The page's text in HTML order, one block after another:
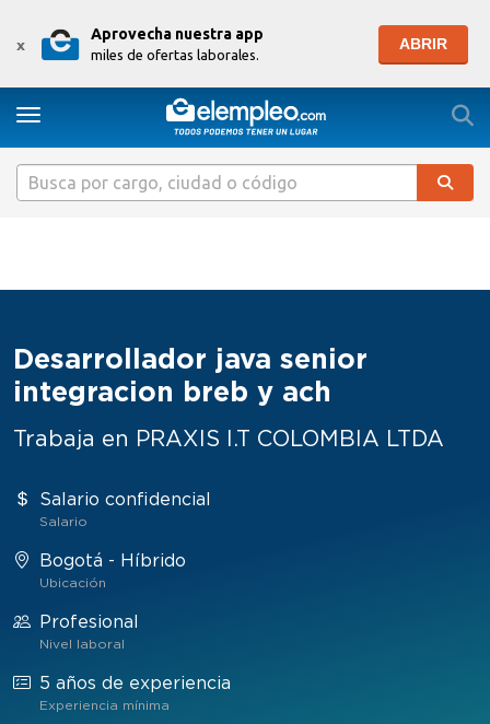
x
Aprovecha nuestra app
miles de ofertas laborales.
ABRIR
Toggle navigation
Desarrollador java senior
integracion breb y ach
Trabaja en PRAXIS I.T COLOMBIA LTDA
Salario confidencial
Salario
Bogotá - Híbrido
Ubicación
Profesional
Nivel laboral
5 años de experiencia
Experiencia mínima